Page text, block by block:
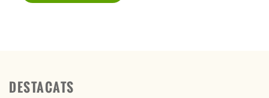
DESTACATS